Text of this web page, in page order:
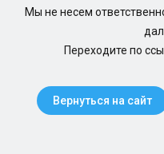
Мы не несем
Переходите по
Вернуться на сайт